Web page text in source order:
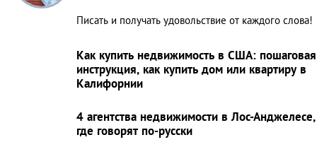
Писать и получать удовольствие от каждого слова!
Как купить недвижимость в США: пошаговая
инструкция, как купить дом или квартиру в
Калифорнии
4 агентства недвижимости в Лос-Анджелесе,
где говорят по-русски